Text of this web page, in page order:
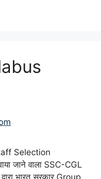
Selection
जाने वाला SSC-CGL
भारत सरकार Group